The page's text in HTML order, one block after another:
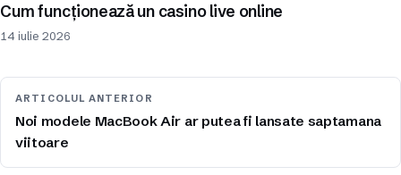
Cum funcționează un casino live online
14 iulie 2026
ARTICOLUL ANTERIOR
Noi modele MacBook Air ar putea fi lansate saptamana
viitoare